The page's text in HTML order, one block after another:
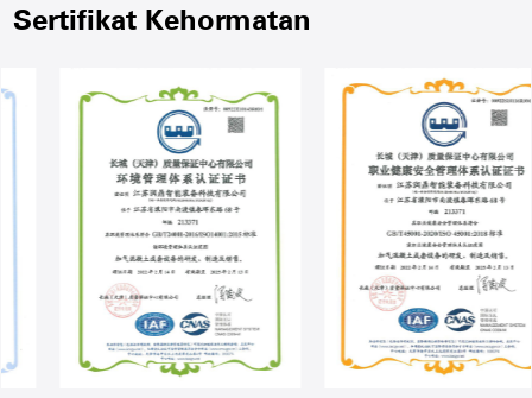
Sertifikat Kehormatan